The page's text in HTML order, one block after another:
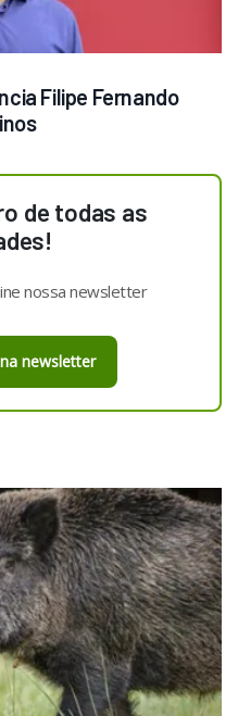
Filipe Fernando
de todas as
nossa newsletter
newsletter